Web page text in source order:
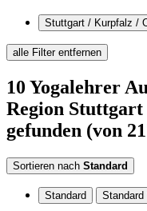
Stuttgart / Kurpfalz /
alle Filter entfernen
10 Yogalehrer
Region
gefunden (von
Sortieren nach Standard
Standard Standard